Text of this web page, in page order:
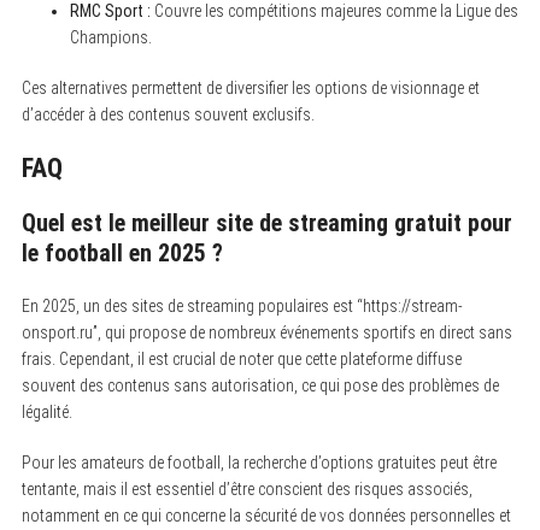
RMC Sport : Couvre les compétitions majeures comme la Ligue des
Champions.
Ces alternatives permettent de diversifier les options de visionnage et
d’accéder à des contenus souvent exclusifs.
FAQ
Quel est le meilleur site de streaming gratuit pour
le football en 2025 ?
En 2025, un des sites de streaming populaires est “https://stream-
onsport.ru”, qui propose de nombreux événements sportifs en direct sans
frais. Cependant, il est crucial de noter que cette plateforme diffuse
souvent des contenus sans autorisation, ce qui pose des problèmes de
légalité.
Pour les amateurs de football, la recherche d’options gratuites peut être
tentante, mais il est essentiel d’être conscient des risques associés,
notamment en ce qui concerne la sécurité de vos données personnelles et